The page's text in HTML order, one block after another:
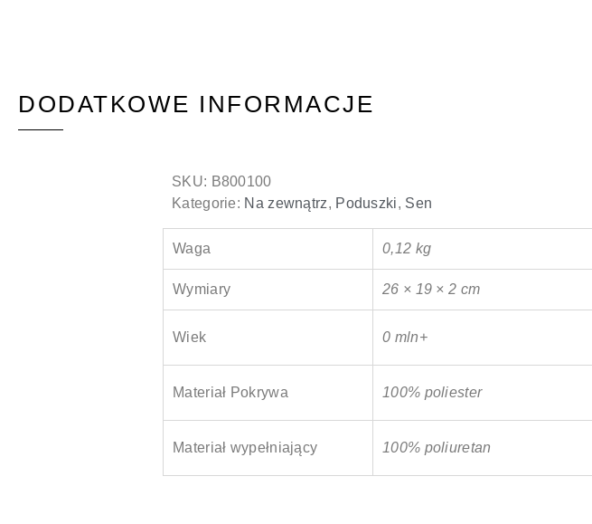
DODATKOWE INFORMACJE
SKU: B800100
Kategorie: Na zewnątrz, Poduszki, Sen
Waga 0,12 kg
Wymiary 26 × 19 × 2 cm
Wiek 0 mln+
Materiał Pokrywa 100% poliester
Materiał wypełniający 100% poliuretan